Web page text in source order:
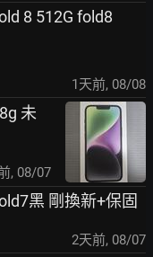
8 512G fold8
1天前, 08/08
未
, 08/07
黑 剛換新+保固
2天前, 08/07